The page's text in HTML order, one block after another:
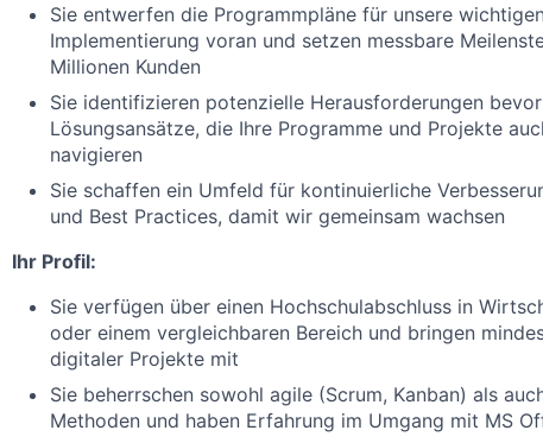
Sie entwerfen die Programmpläne für unsere
Implementierung voran und setzen messbare
Millionen Kunden
Sie identifizieren potenzielle Herausforderungen
Lösungsansätze, die Ihre Programme und Projekte
navigieren
Sie schaffen ein Umfeld für kontinuierliche
und Best Practices, damit wir gemeinsam wachsen
Ihr Profil:
Sie verfügen über einen Hochschulabschluss in
oder einem vergleichbaren Bereich und bringen
digitaler Projekte mit
Sie beherrschen sowohl agile (Scrum, Kanban) als
Methoden und haben Erfahrung im Umgang mit MS